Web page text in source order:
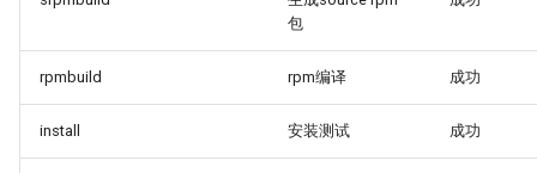
包
rpmbuild rpm编译 成功
install 安装测试 成功